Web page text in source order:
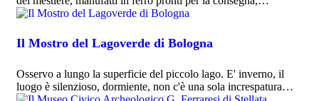
Il Mostro del Lagoverde di Bologna
Osservo a lungo la superficie del piccolo lago. E' inverno, il
luogo è silenzioso, dormiente, non c'è una sola increspatura…